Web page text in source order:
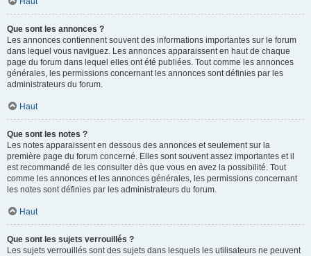
Que sont les annonces ?
Les annonces contiennent souvent des informations importantes sur le forum
dans lequel vous naviguez. Les annonces apparaissent en haut de chaque
page du forum dans lequel elles ont été publiées. Tout comme les annonces
générales, les permissions concernant les annonces sont définies par les
administrateurs du forum.
Haut
Que sont les notes ?
Les notes apparaissent en dessous des annonces et seulement sur la
première page du forum concerné. Elles sont souvent assez importantes et il
est recommandé de les consulter dès que vous en avez la possibilité. Tout
comme les annonces et les annonces générales, les permissions concernant
les notes sont définies par les administrateurs du forum.
Haut
Que sont les sujets verrouillés ?
Les sujets verrouillés sont des sujets dans lesquels les utilisateurs ne peuvent